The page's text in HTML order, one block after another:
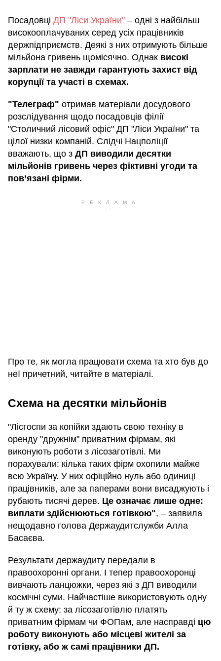
Посадовці ДП "Ліси України" – одні з найбільш
високооплачуваних серед усіх працівників
держпідприємств. Деякі з них отримують більше
мільйона гривень щомісячно. Однак високі
зарплати не завжди гарантують захист від
корупції та участі в схемах.
"Телеграф" отримав матеріали досудового
розслідування щодо посадовців філії
"Столичний лісовий офіс" ДП "Ліси України" та
цілої низки компаній. Слідчі Нацполіції
вважають, що з ДП виводили десятки
мільйонів гривень через фіктивні угоди та
пов’язані фірми.
Про те, як могла працювати схема та хто був до
неї причетний, читайте в матеріалі.
Схема на десятки мільйонів
"Лісгоспи за копійки здають свою техніку в
оренду "дружнім" приватним фірмам, які
виконують роботи з лісозаготівлі. Ми
порахували: кілька таких фірм охопили майже
всю Україну. У них офіційно нуль або одиниці
працівників, але за паперами вони висаджують і
рубають тисячі дерев. Це означає лише одне:
виплати здійснюються готівкою", – заявила
нещодавно голова Держаудитслужби Алла
Басаєва.
Результати держаудиту передали в
правоохоронні органи. І тепер правоохоронці
вивчають ланцюжки, через які з ДП виводили
космічні суми. Найчастіше використовують одну
й ту ж схему: за лісозаготівлю платять
приватним фірмам чи ФОПам, але насправді цю
роботу виконують або місцеві жителі за
готівку, або ж самі працівники ДП.